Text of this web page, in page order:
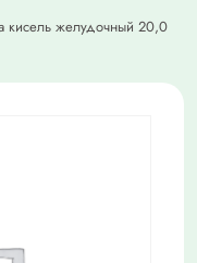
кисель желудочный 20,0